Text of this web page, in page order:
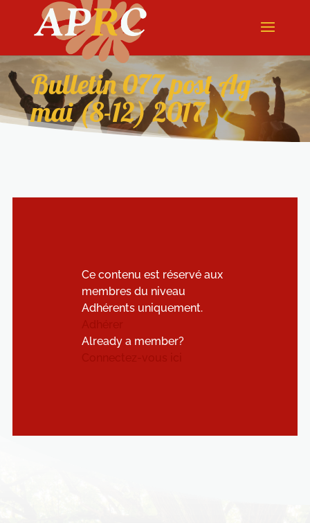
Bulletin 077 post Ag
mai (8-12) 2017
Ce contenu est réservé aux
membres du niveau
Adhérents uniquement.
Already a member?